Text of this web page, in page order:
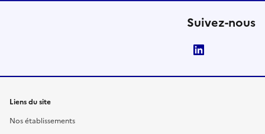
Suivez-nous
Liens du site
Nos établissements